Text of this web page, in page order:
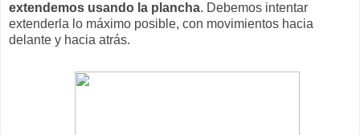
extendemos usando la plancha. Debemos intentar
extenderla lo máximo posible, con movimientos hacia
delante y hacia atrás.